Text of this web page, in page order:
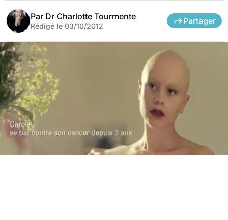
Par Dr Charlotte Tourmente
Rédigé le 03/10/2012
Partager